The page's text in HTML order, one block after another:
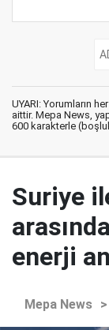
UYARI: Yorumların
aittir. Mepa News,
600 karakterle
Suriye
enerji
Mepa News >